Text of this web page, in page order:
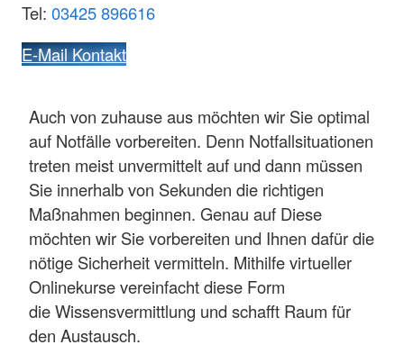
Tel: 03425 896616
E-Mail Kontakt
Auch von zuhause aus möchten wir Sie optimal
auf Notfälle vorbereiten. Denn Notfallsituationen
treten meist unvermittelt auf und dann müssen
Sie innerhalb von Sekunden die richtigen
Maßnahmen beginnen. Genau auf Diese
möchten wir Sie vorbereiten und Ihnen dafür die
nötige Sicherheit vermitteln. Mithilfe virtueller
Onlinekurse vereinfacht diese Form
die Wissensvermittlung und schafft Raum für
den Austausch.